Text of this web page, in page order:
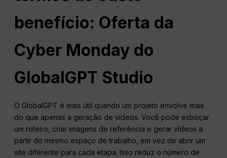
benefício: Oferta da
Cyber Monday do
GlobalGPT Studio
O GlobalGPT é mais útil quando um projeto envolve mais
do que apenas a geração de vídeos. Você pode esboçar
um roteiro, criar imagens de referência e gerar vídeos a
partir do mesmo espaço de trabalho, em vez de abrir um
site diferente para cada etapa. Isso reduz o número de